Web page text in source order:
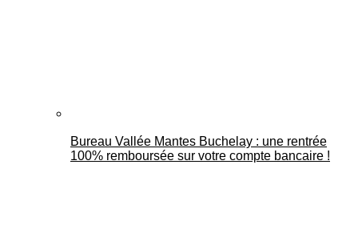
Bureau Vallée Mantes Buchelay : une rentrée
100% remboursée sur votre compte bancaire !